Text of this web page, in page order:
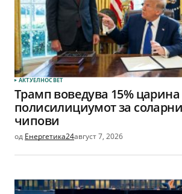
АКТУЕЛНОСВЕТ
Трамп воведува 15% царина
полисилициумот за
чипови
од Енергетика24август 7, 2026